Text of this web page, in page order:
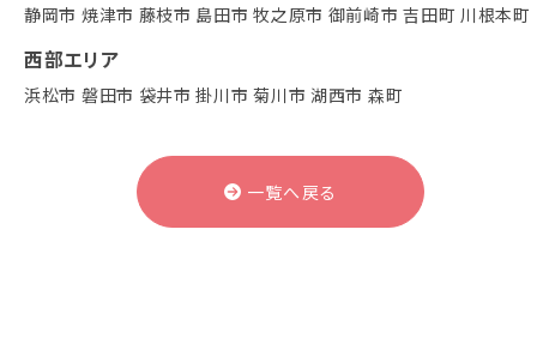
静岡市 焼津市 藤枝市 島田市 牧之原市 御前崎市 吉田町 川根本町
西部エリア
浜松市 磐田市 袋井市 掛川市 菊川市 湖西市 森町
一覧へ戻る